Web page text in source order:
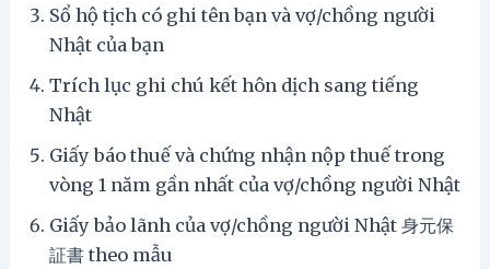
Sổ hộ tịch có ghi tên bạn và vợ/chồng người
Nhật của bạn
Trích lục ghi chú kết hôn dịch sang tiếng
Nhật
Giấy báo thuế và chứng nhận nộp thuế trong
vòng 1 năm gần nhất của vợ/chồng người Nhật
Giấy bảo lãnh của vợ/chồng người Nhật 身元保
証書 theo mẫu